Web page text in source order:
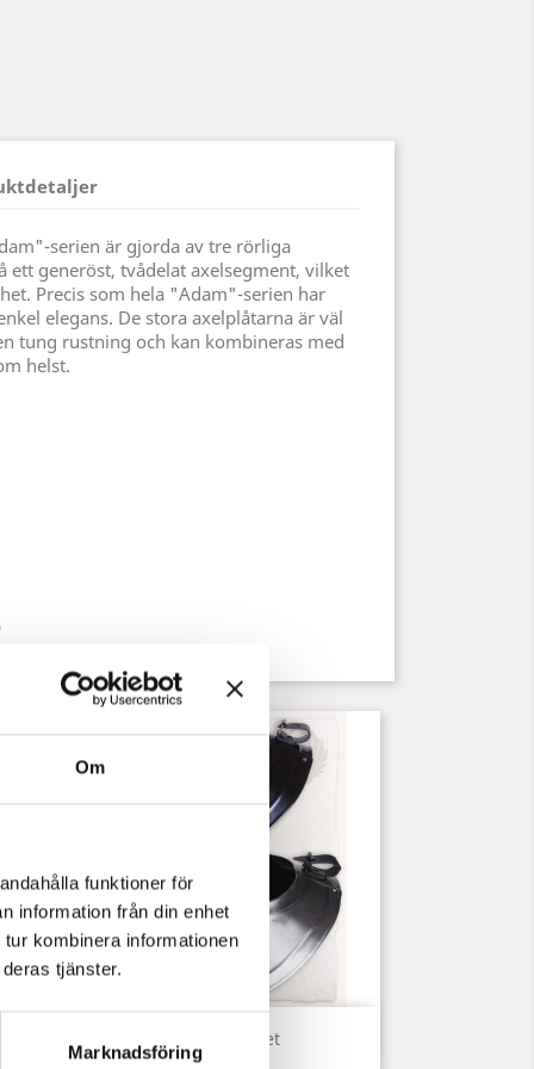
Om
funktioner för
information från din enhet
kombinera informationen
tjänster.
Marknadsföring
serien är gjorda av tre rörliga
ett generöst, tvådelat axelsegment, vilket
Precis som hela "Adam"-serien har
elegans. De stora axelplåtarna är väl
tung rustning och kan kombineras med
helst.
Adam Gorget
Snabbvy